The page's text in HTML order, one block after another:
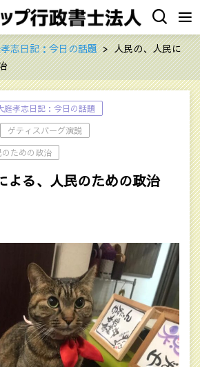
志日記：今日の話題
人民の、人民に
庭孝志日記：今日の話題
ゲティスバーグ演説
のための政治
よる、人民のための政治